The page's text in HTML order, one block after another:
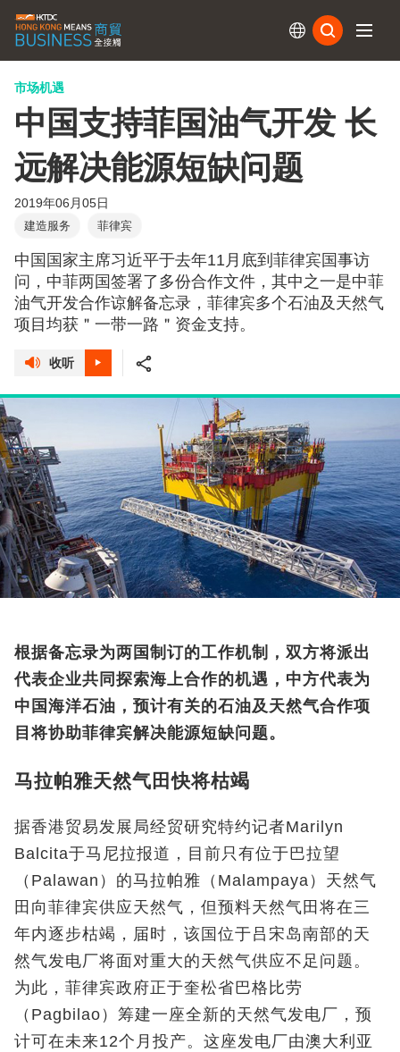
市场机遇
中国支持菲国油气开发 长
远解决能源短缺问题
2019年06月05日
建造服务 菲律宾
中国国家主席习近平于去年11月底到菲律宾国事访
问，中菲两国签署了多份合作文件，其中之一是中菲
油气开发合作谅解备忘录，菲律宾多个石油及天然气
项目均获＂一带一路＂资金支持。
收听
根据备忘录为两国制订的工作机制，双方将派出
代表企业共同探索海上合作的机遇，中方代表为
中国海洋石油，预计有关的石油及天然气合作项
目将协助菲律宾解决能源短缺问题。
马拉帕雅天然气田快将枯竭
据香港贸易发展局经贸研究特约记者Marilyn
Balcita于马尼拉报道，目前只有位于巴拉望
（Palawan）的马拉帕雅（Malampaya）天然气
田向菲律宾供应天然气，但预料天然气田将在三
年内逐步枯竭，届时，该国位于吕宋岛南部的天
然气发电厂将面对重大的天然气供应不足问题。
为此，菲律宾政府正于奎松省巴格比劳
（Pagbilao）筹建一座全新的天然气发电厂，预
计可在未来12个月投产。这座发电厂由澳大利亚